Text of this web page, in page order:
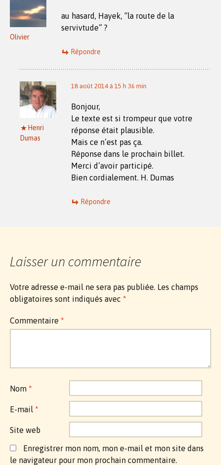
Olivier
au hasard, Hayek, “la route de la
servivtude” ?
Répondre
Henri
Dumas
18 août 2014 à 15 h 36 min
Bonjour,
Le texte est si trompeur que votre
réponse était plausible.
Mais ce n’est pas ça.
Réponse dans le prochain billet.
Merci d’avoir participé.
Bien cordialement. H. Dumas
Répondre
Laisser un commentaire
Votre adresse e-mail ne sera pas publiée. Les champs
obligatoires sont indiqués avec *
Commentaire *
Nom *
E-mail *
Site web
Enregistrer mon nom, mon e-mail et mon site dans
le navigateur pour mon prochain commentaire.